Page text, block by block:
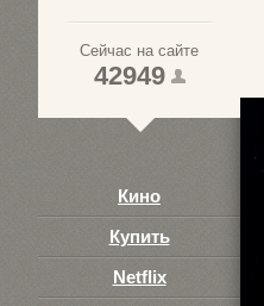
Сейчас на сайте
42949
Кино
Купить
Netflix